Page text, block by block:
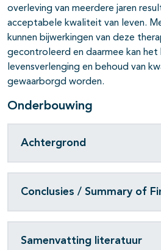
overleving van meerdere jaren
acceptabele kwaliteit van leven.
kunnen bijwerkingen van deze
gecontroleerd en daarmee kan
levensverlenging en behoud van
gewaarborgd worden.
Onderbouwing
Achtergrond
Conclusies / Summary of
Samenvatting literatuur